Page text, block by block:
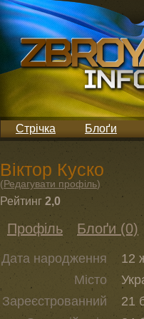
Стрічка Блоґи
Віктор Куско
(Редагувати профіль)
Рейтинг 2,0
Профіль Блоґи (0)
Дата народження
12
Місто
Зареєстрованний
21